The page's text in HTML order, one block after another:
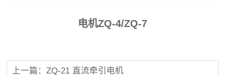
电机ZQ-4/ZQ-7
上一篇：ZQ-21 直流牵引电机